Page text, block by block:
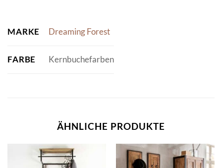
MARKE Dreaming Forest
FARBE Kernbuchefarben
ÄHNLICHE PRODUKTE